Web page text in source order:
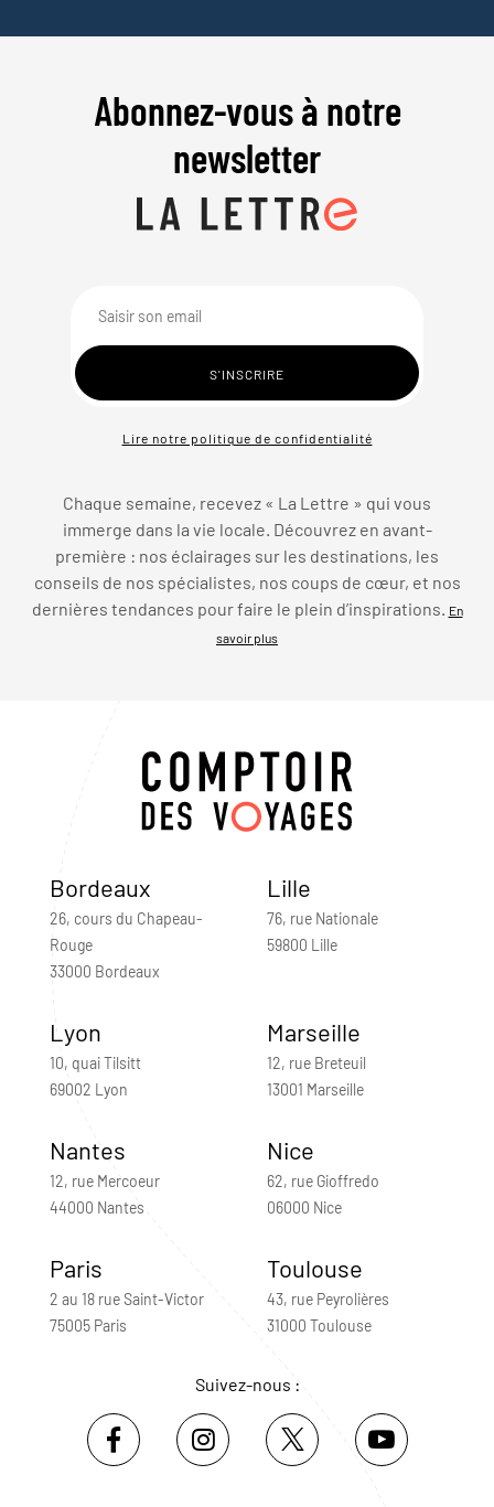
Abonnez-vous à notre
newsletter
Lire notre politique de confidentialité
Chaque semaine, recevez « La Lettre » qui vous
immerge dans la vie locale. Découvrez en avant-
première : nos éclairages sur les destinations, les
conseils de nos spécialistes, nos coups de cœur, et nos
dernières tendances pour faire le plein d’inspirations. En
savoir plus
Bordeaux
26, cours du Chapeau-
Rouge
33000 Bordeaux
Lille
76, rue Nationale
59800 Lille
Lyon
10, quai Tilsitt
69002 Lyon
Marseille
12, rue Breteuil
13001 Marseille
Nantes
12, rue Mercoeur
44000 Nantes
Nice
62, rue Gioffredo
06000 Nice
Paris
2 au 18 rue Saint-Victor
75005 Paris
Toulouse
43, rue Peyrolières
31000 Toulouse
Suivez-nous :